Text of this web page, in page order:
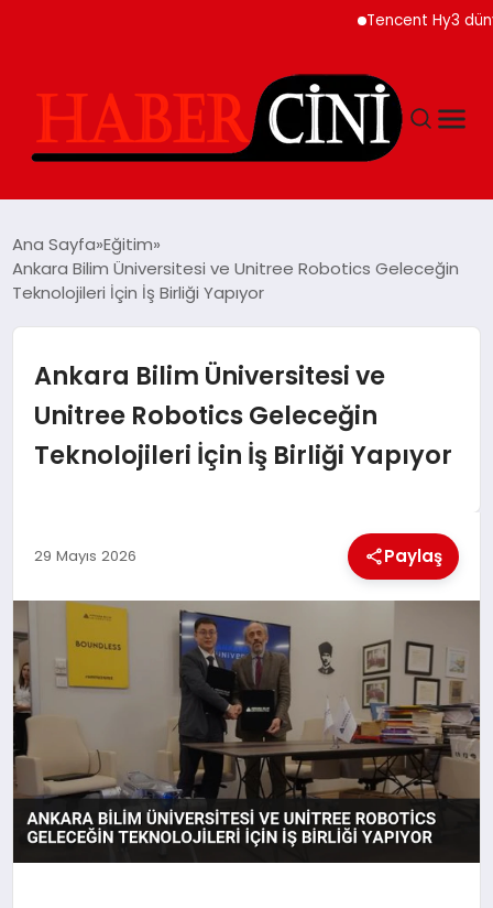
Tencent Hy3 dünya
YAŞAM
GÜNCEL
TEKNOLOJI
GENEL
EKONOMI
YEREL HABERLER
GÜNDEM
Ana Sayfa Eğitim
Ankara Bilim Üniversitesi ve Unitree Robotics Geleceğin
Teknolojileri İçin İş Birliği Yapıyor
Ankara Bilim Üniversitesi ve
Unitree Robotics Geleceğin
Teknolojileri İçin İş Birliği Yapıyor
29 Mayıs 2026 Paylaş